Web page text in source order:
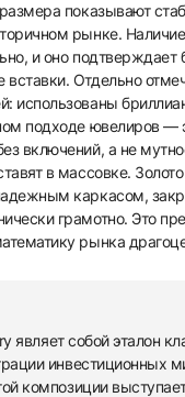
показывают
рынке.
и оно подтверждает
вставки. Отдельно
использованы
подходе ювелиров —
включений, а не
в массовке.
каркасом,
грамотно. Это
рынка
являет собой эталон
инвестиционных
композиции